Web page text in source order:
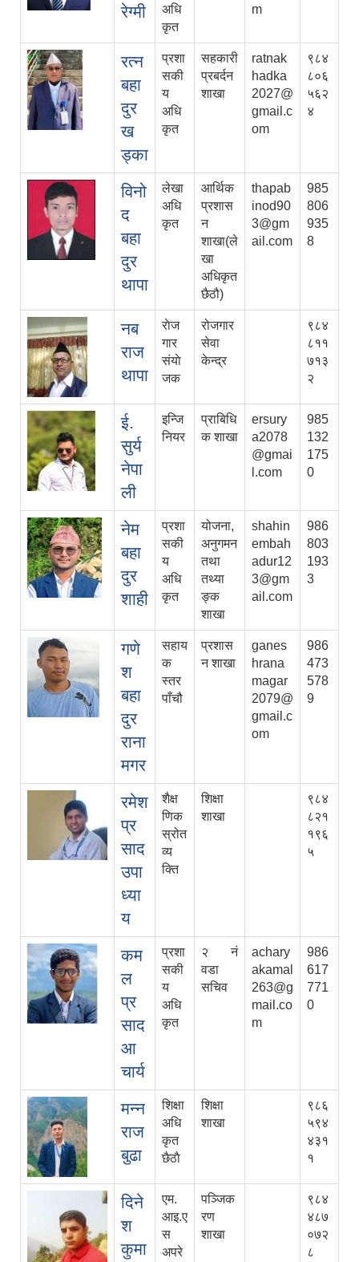
रेग्मी
अधि
कृत
m
रत्न
बहा
दुर
ख
ड्का
प्रशा
सकी
य
अधि
कृत
सहकारी
प्रबर्दन
शाखा
ratnak
hadka
2027@
gmail.c
om
९८४
८०६
५६२
४
विनो
द
बहा
दुर
थापा
लेखा
अधि
कृत
आर्थिक
प्रशास
न
शाखा(ले
खा
अधिकृत
छैठौ)
thapab
inod90
3@gm
ail.com
985
806
935
8
नब
राज
थापा
राेज
गार
संयाे
जक
रोजगार
सेवा
केन्द्र
९८४
८११
७१३
२
ई.
सुर्य
नेपा
ली
इन्जि
नियर
प्राबिधि
क शाखा
ersury
a2078
@gmai
l.com
985
132
175
0
नेम
बहा
दुर
शाही
प्रशा
सकी
य
अधि
कृत
योजना,
अनुगमन
तथा
तथ्या
ङ्क
शाखा
shahin
embah
adur12
3@gm
ail.com
986
803
193
3
गणे
श
बहा
दुर
राना
मगर
सहाय
क
स्तर
पाँचौ
प्रशास
न शाखा
ganes
hrana
magar
2079@
gmail.c
om
986
473
578
9
रमेश
प्र
साद
उपा
ध्या
य
शैक्ष
णिक
स्रोत
व्य
क्ति
शिक्षा
शाखा
९८४
८२१
१९६
५
कम
ल
प्र
साद
आ
चार्य
प्रशा
सकी
य
अधि
कृत
२ नं
वडा
सचिव
achary
akamal
263@g
mail.co
m
986
617
771
0
मन्न
राज
बुढा
शिक्षा
अधि
कृत
छैठाै
शिक्षा
शाखा
९८६
५९४
४३१
१
दिने
श
कुमा
एम.
आइ‍‍‍.ए
स
अपरे
पञ्जिक
रण
शाखा
९८४
४८७
०७२
८